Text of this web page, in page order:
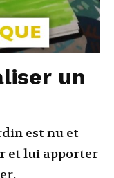
un
est nu et
et lui apporter